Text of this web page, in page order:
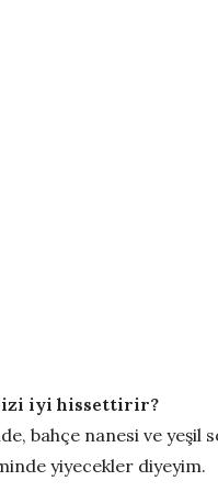
iyi hissettirir?
bahçe nanesi ve yeşil
yiyecekler diyeyim.